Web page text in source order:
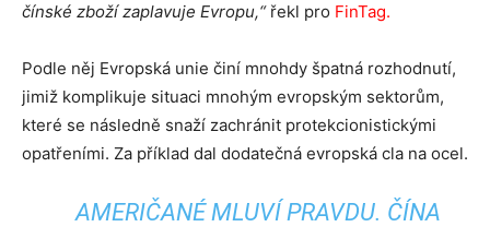
čínské zboží zaplavuje Evropu,“řekl pro FinTag.
Podle něj Evropská unie činí mnohdy špatná rozhodnutí,
jimiž komplikuje situaci mnohým evropským sektorům,
které se následně snaží zachránit protekcionistickými
opatřeními. Za příklad dal dodatečná evropská cla na ocel.
AMERIČANÉ MLUVÍ PRAVDU. ČÍNA